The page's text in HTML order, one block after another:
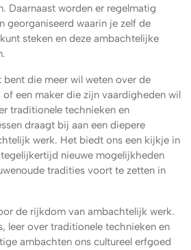
Daarnaast worden er regelmatig
georganiseerd waarin je zelf de
steken en deze ambachtelijke
bent die meer wil weten over de
een maker die zijn vaardigheden wil
traditionele technieken en
draagt bij aan een diepere
werk. Het biedt ons een kijkje in
nieuwe mogelijkheden
tradities voort te zetten in
de rijkdom van ambachtelijk werk.
leer over traditionele technieken en
ambachten ons cultureel erfgoed